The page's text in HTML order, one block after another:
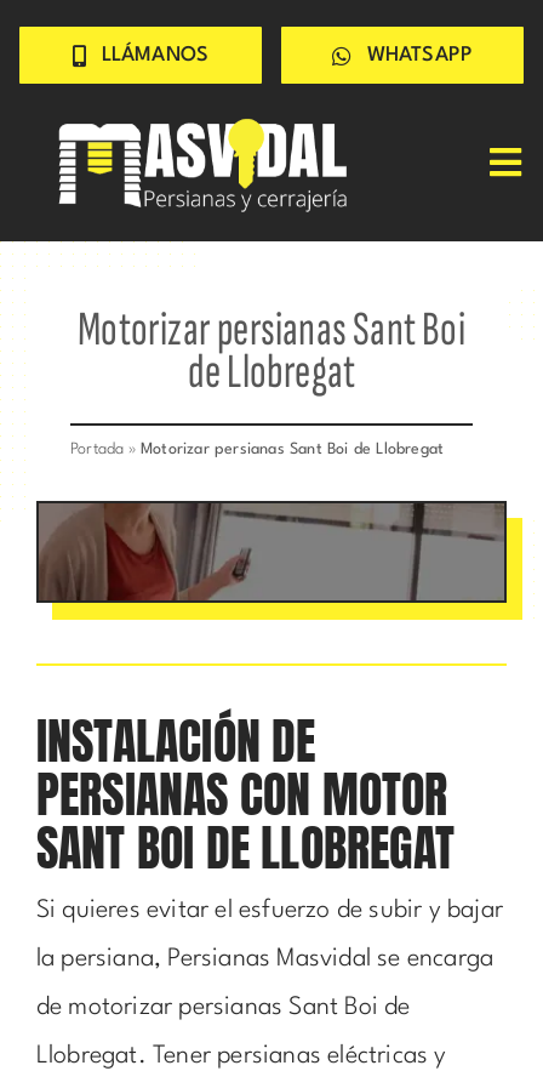
Saltar
contenido
LLÁMANOS WHATSAPP
Inicio
CERRAJERÍA
CONSEJOS
Contacto rápido
Motorizar persianas Sant Boi
de Llobregat
Portada » Motorizar persianas Sant Boi de Llobregat
INSTALACIÓN DE
PERSIANAS CON MOTOR
SANT BOI DE LLOBREGAT
Si quieres evitar el esfuerzo de subir y bajar
la persiana, Persianas Masvidal se encarga
de motorizar persianas Sant Boi de
Llobregat. Tener persianas eléctricas y